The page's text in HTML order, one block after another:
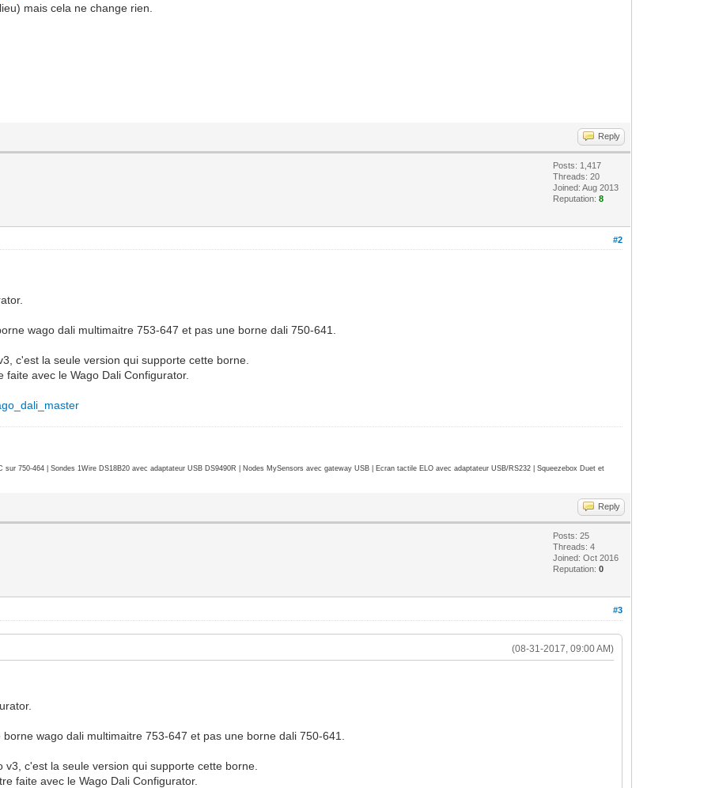
mais cela ne change rien.
Reply
Posts: 1,417
Threads: 20
Joined: Aug 2013
Reputation:8
#2
wago dali multimaitre 753-647 et pas une borne dali 750-641.
c'est la seule version qui supporte cette borne.
avec le Wago Dali Configurator.
750-464 | Sondes 1Wire DS18B20 avec adaptateur USB DS9490R | Nodes MySensors avec gateway USB | Ecran tactile ELO avec adaptateur USB/RS232 | Squeezebox Duet et
Reply
Posts: 25
Threads: 4
Joined: Oct 2016
Reputation:0
#3
(08-31-2017, 09:00 AM)
wago dali multimaitre 753-647 et pas une borne dali 750-641.
c'est la seule version qui supporte cette borne.
faite avec le Wago Dali Configurator.